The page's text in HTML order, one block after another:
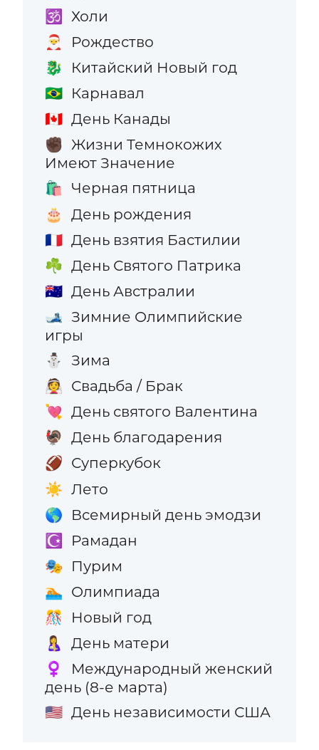
🕉️ Холи
🎅 Рождество
🐉 Китайский Новый год
🇧🇷 Карнавал
🇨🇦 День Канады
✊🏿 Жизни Темнокожих
Имеют Значение
🛍️ Черная пятница
🎂 День рождения
🇫🇷 День взятия Бастилии
☘️ День Святого Патрика
🇦🇺 День Австралии
🎿 Зимние Олимпийские
игры
⛄ Зима
👰 Свадьба / Брак
💘 День святого Валентина
🦃 День благодарения
🏈 Суперкубок
☀️ Лето
🌎 Всемирный день эмодзи
☪️ Рамадан
🎭 Пурим
🏊 Олимпиада
🎊 Новый год
🤱 День матери
♀️
Международный женский
день (8-е марта)
🇺🇸 День независимости США